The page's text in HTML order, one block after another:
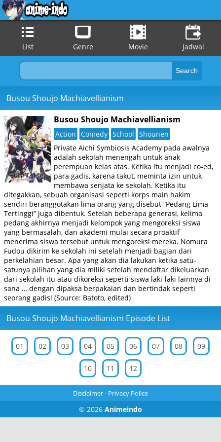
List Genre Movie Jadwal
Busou Shoujo Machiavellianism
Busou Shoujo Machiavellianism
Action Comedy School Shounen
Private Aichi Symbiosis Academy pada awalnya
adalah sekolah menengah untuk anak
perempuan kelas atas. Ketika itu menjadi co-ed,
para gadis, karena takut, meminta izin untuk
membawa senjata ke sekolah. Ketika itu
ditegakkan, sebuah organisasi seperti korps main hakim
sendiri beranggotakan lima orang yang disebut “Pedang Lima
Tertinggi” juga dibentuk. Setelah beberapa generasi, kelima
pedang akhirnya menjadi kelompok yang mengoreksi siswa
yang bermasalah, dan akademi mulai secara proaktif
menerima siswa tersebut untuk mengoreksi mereka. Nomura
Fudou dikirim ke sekolah ini setelah menjadi bagian dari
perkelahian besar. Apa yang akan dia lakukan ketika satu-
satunya pilihan yang dia miliki setelah mendaftar dikeluarkan
dari sekolah itu atau dikoreksi seperti siswa laki-laki lainnya di
sana … dengan dipaksa berpakaian dan bertindak seperti
seorang gadis! (Source: Batoto, edited)
Busou Shoujo Machiavellianism Episode List
01 02 03 04 05 06 07 08 09
10 11 12
Disclaimer- Privacy Police
© 2026 Animeindo